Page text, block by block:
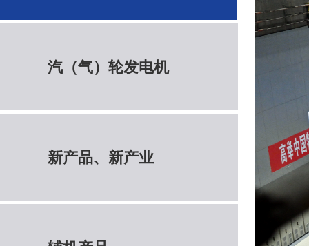
汽（气）轮发电机
新产品、新产业